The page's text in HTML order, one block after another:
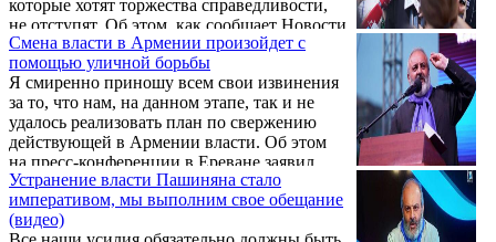
которые хотят торжества справедливости,
не отступят. Об этом, как сообщает Новости
Армении - NEWS.am, 11 января заявил в
своем обращении к народу лидер
Священного движения, архиепископ Баграт
Галстанян.
Смена власти в Армении произойдет с
помощью уличной борьбы
Я смиренно приношу всем свои извинения
за то, что нам, на данном этапе, так и не
удалось реализовать план по свержению
действующей в Армении власти. Об этом
на пресс-конференции в Ереване заявил
лидер «Священного движения» Баграт
Галстанян. «Но я должен подчеркнуть, что
мы будем действовать вне зависимости от
Устранение власти Пашиняна стало
императивом, мы выполним свое обещание
(видео)